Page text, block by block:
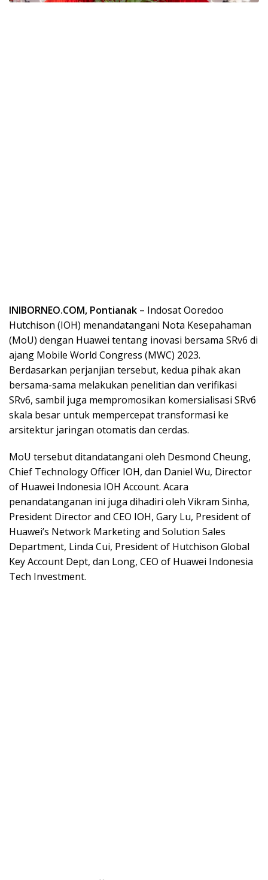
INIBORNEO.COM, Pontianak – Indosat Ooredoo
Hutchison (IOH) menandatangani Nota Kesepahaman
(MoU) dengan Huawei tentang inovasi bersama SRv6 di
ajang Mobile World Congress (MWC) 2023.
Berdasarkan perjanjian tersebut, kedua pihak akan
bersama-sama melakukan penelitian dan verifikasi
SRv6, sambil juga mempromosikan komersialisasi SRv6
skala besar untuk mempercepat transformasi ke
arsitektur jaringan otomatis dan cerdas.
MoU tersebut ditandatangani oleh Desmond Cheung,
Chief Technology Officer IOH, dan Daniel Wu, Director
of Huawei Indonesia IOH Account. Acara
penandatanganan ini juga dihadiri oleh Vikram Sinha,
President Director and CEO IOH, Gary Lu, President of
Huawei’s Network Marketing and Solution Sales
Department, Linda Cui, President of Hutchison Global
Key Account Dept, dan Long, CEO of Huawei Indonesia
Tech Investment.